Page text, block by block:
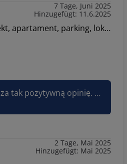
7 Tage, Juni 2025
Hinzugefügt: 11.6.2025
Wszystko super : obiekt, apartament, parking, lokalizacja bardzo blisko Starego Miasta, taras widokowy . Bardzo udany pobyt.
Bardzo dziękujemy za tak pozytywną opinię. Cieszymy się, że apartament, lokalizacja oraz udogodnienia spełniły oczekiwania. To dla nas ogromna satysfakcja, że pobyt był udany. Zapraszamy ponownie!
2 Tage, Mai 2025
Hinzugefügt: Mai 2025